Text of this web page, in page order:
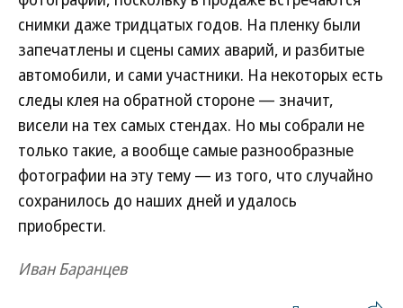
снимки даже тридцатых годов. На пленку были
запечатлены и сцены самих аварий, и разбитые
автомобили, и сами участники. На некоторых есть
следы клея на обратной стороне — значит,
висели на тех самых стендах. Но мы собрали не
только такие, а вообще самые разнообразные
фотографии на эту тему — из того, что случайно
сохранилось до наших дней и удалось
приобрести.
Иван Баранцев